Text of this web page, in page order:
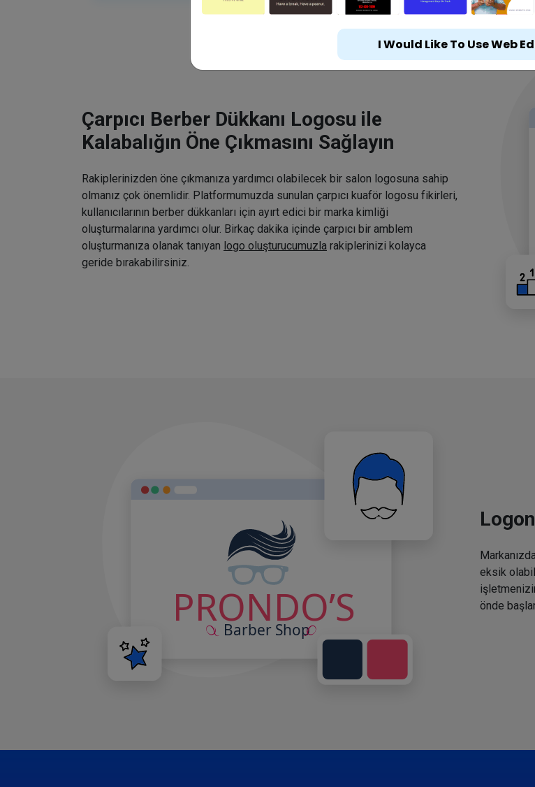
Çarpıcı Berber Dükkanı Logosu ile
Kalabalığın Öne Çıkmasını Sağlayın
Rakiplerinizden öne çıkmanıza yardımcı olabilecek bir salon logosuna sahip
olmanız çok önemlidir. Platformumuzda sunulan çarpıcı kuaför logosu fikirleri,
kullanıcılarının berber dükkanları için ayırt edici bir marka kimliği
oluşturmalarına yardımcı olur. Birkaç dakika içinde çarpıcı bir amblem
oluşturmanıza olanak tanıyan logo oluşturucumuzla rakiplerinizi kolayca
geride bırakabilirsiniz.
eksik
önde
I Would Like To Use Web